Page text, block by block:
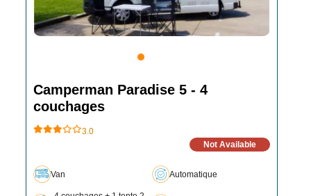
Camperman Paradise 5 - 4
couchages
3.0
Not Available
Van Automatique